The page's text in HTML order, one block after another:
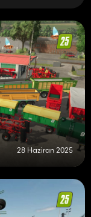
28 Haziran 2025